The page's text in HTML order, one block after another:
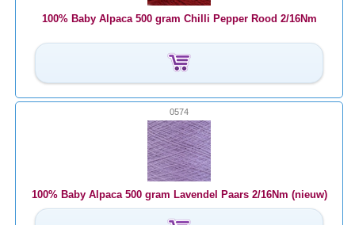
100% Baby Alpaca 500 gram Chilli Pepper Rood 2/16Nm
0574
100% Baby Alpaca 500 gram Lavendel Paars 2/16Nm (nieuw)